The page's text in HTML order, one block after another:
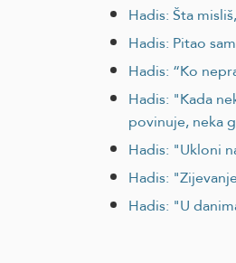
Hadis: Šta
Hadis: Pitao
Hadis: “Ko
Hadis: "Kada
povinuje, neka
Hadis: "Ukloni
Hadis:
Hadis: "U